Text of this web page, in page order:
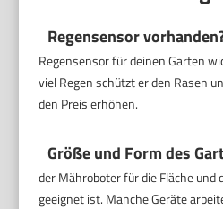
Regensensor
Regensensor für deinen Garten
viel Regen schützt er den Rasen
den Preis erhöhen.
Größe und Form des
der Mähroboter für die Fläche und
geeignet ist. Manche Geräte